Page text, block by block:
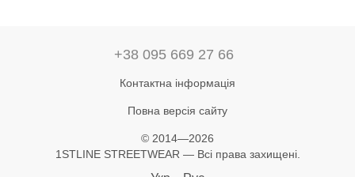
+38 095 669 27 66
Контактна інформація
Повна версія сайту
© 2014—2026
1STLINE STREETWEAR — Всі права захищені.